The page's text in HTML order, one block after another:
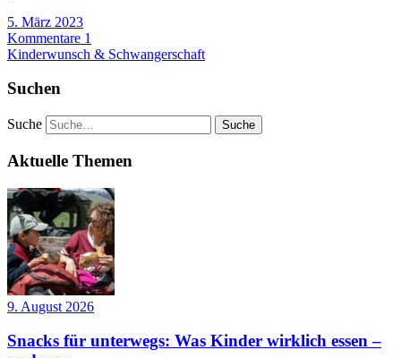
5. März 2023
Kommentare 1
Kinderwunsch & Schwangerschaft
Suchen
Suche
Aktuelle Themen
9. August 2026
Snacks für unterwegs: Was Kinder wirklich essen –